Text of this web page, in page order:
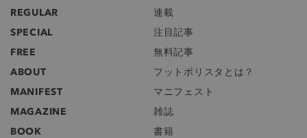
REGULAR
連載
SPECIAL
注目記事
FREE
無料記事
ABOUT
フットボリスタとは？
MANIFEST
マニフェスト
MAGAZINE
雑誌
BOOK
書籍